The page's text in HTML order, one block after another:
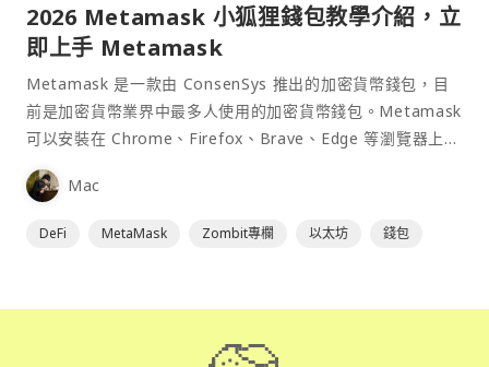
2026 Metamask 小狐狸錢包教學介紹，立
即上手 Metamask
Metamask 是一款由 ConsenSys 推出的加密貨幣錢包，目
前是加密貨幣業界中最多人使用的加密貨幣錢包。Metamask
可以安裝在 Chrome、Firefox、Brave、Edge 等瀏覽器上作
為插件使用，具備許多功能且使用上非常方便。
Mac
DeFi MetaMask Zombit專欄 以太坊 錢包